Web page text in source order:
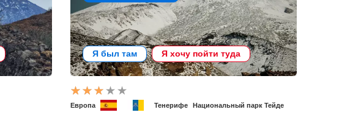
Я был там Я хочу пойти туда
Европа Тенерифе Национальный парк Тейде